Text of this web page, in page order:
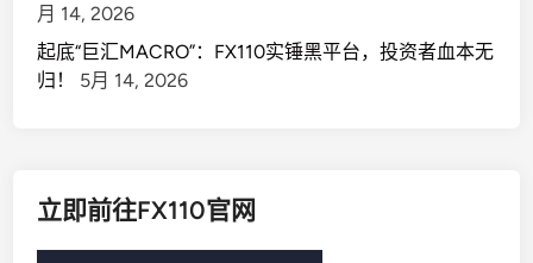
月 14, 2026
起底“巨汇MACRO”：FX110实锤黑平台，投资者血本无
归！
5月 14, 2026
立即前往FX110官网